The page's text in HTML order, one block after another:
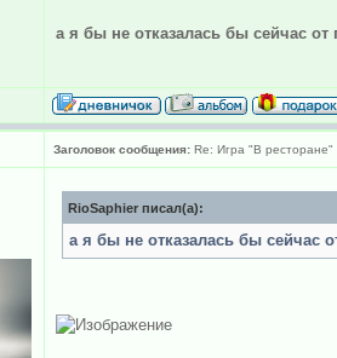
а я бы не отказалась бы сейчас от
Заголовок сообщения: Re: Игра "В ресторане"
RioSaphier писал(а):
а я бы не отказалась бы сейчас